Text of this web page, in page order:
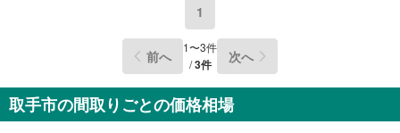
1
前へ 1〜3件
/3件 次へ
取手市の間取りごとの価格相場